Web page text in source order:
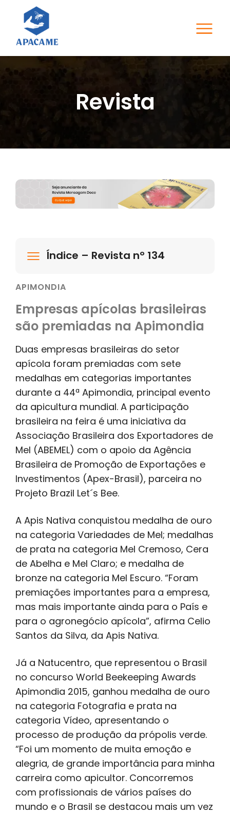
Revista
Índice – Revista nº 134
APIMONDIA
Empresas apícolas brasileiras
são premiadas na Apimondia
Duas empresas brasileiras do setor
apícola foram premiadas com sete
medalhas em categorias importantes
durante a 44ª Apimondia, principal evento
da apicultura mundial. A participação
brasileira na feira é uma iniciativa da
Associação Brasileira dos Exportadores de
Mel (ABEMEL) com o apoio da Agência
Brasileira de Promoção de Exportações e
Investimentos (Apex-Brasil), parceira no
Projeto Brazil Let´s Bee.
A Apis Nativa conquistou medalha de ouro
na categoria Variedades de Mel; medalhas
de prata na categoria Mel Cremoso, Cera
de Abelha e Mel Claro; e medalha de
bronze na categoria Mel Escuro. “Foram
premiações importantes para a empresa,
mas mais importante ainda para o País e
para o agronegócio apícola”, afirma Celio
Santos da Silva, da Apis Nativa.
Já a Natucentro, que representou o Brasil
no concurso World Beekeeping Awards
Apimondia 2015, ganhou medalha de ouro
na categoria Fotografia e prata na
categoria Vídeo, apresentando o
processo de produção da própolis verde.
“Foi um momento de muita emoção e
alegria, de grande importância para minha
carreira como apicultor. Concorremos
com profissionais de vários países do
mundo e o Brasil se destacou mais um vez